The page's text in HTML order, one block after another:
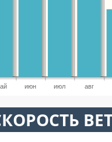
июн июл авг